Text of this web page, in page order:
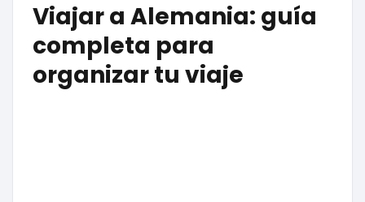
Viajar a Alemania: guía
completa para
organizar tu viaje